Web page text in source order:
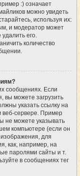
:) означает
можно увидеть
используя их:
и модератор может
его.
количество
сообщениях. Если
вы можете загрузить
указать ссылку на
веб-сервере. Пример
не можете указывать
компьютере (если он
для
как, например, на
паролями сайты и т.
в сообщениях тег